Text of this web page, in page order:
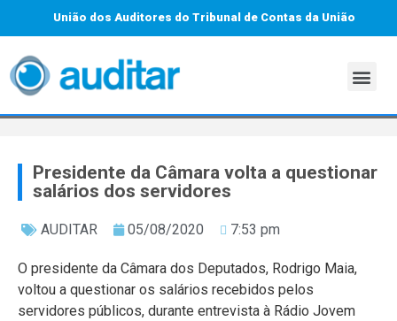
União dos Auditores do Tribunal de Contas da União
Presidente da Câmara volta a questionar
salários dos servidores
AUDITAR 05/08/2020 7:53 pm
O presidente da Câmara dos Deputados, Rodrigo Maia,
voltou a questionar os salários recebidos pelos
servidores públicos, durante entrevista à Rádio Jovem